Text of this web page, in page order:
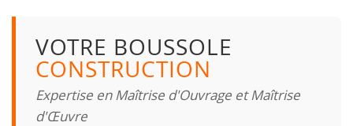
VOTRE BOUSSOLE
CONSTRUCTION
Expertise en Maîtrise d'Ouvrage et Maîtrise
d'Œuvre